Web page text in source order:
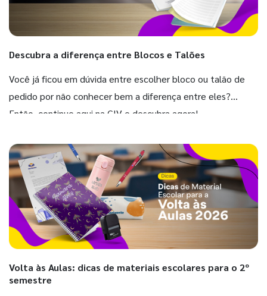
Descubra a diferença entre Blocos e Talões
Você já ficou em dúvida entre escolher bloco ou talão de
pedido por não conhecer bem a diferença entre eles?
Então, continue aqui na GIV e descubra agora!
Volta às Aulas: dicas de materiais escolares para o 2º
semestre